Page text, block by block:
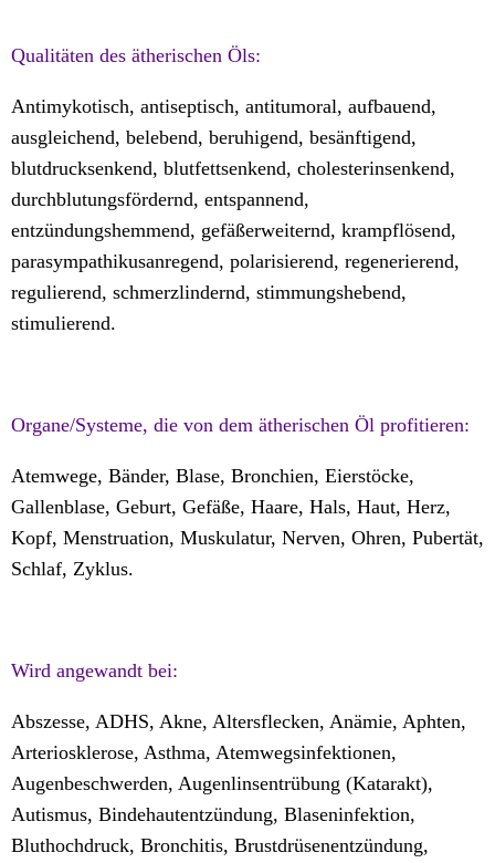
Qualitäten des ätherischen Öls:
Antimykotisch, antiseptisch, antitumoral, aufbauend,
ausgleichend, belebend, beruhigend, besänftigend,
blutdrucksenkend, blutfettsenkend, cholesterinsenkend,
durchblutungsfördernd, entspannend,
entzündungshemmend, gefäßerweiternd, krampflösend,
parasympathikusanregend, polarisierend, regenerierend,
regulierend, schmerzlindernd, stimmungshebend,
stimulierend.
Organe/Systeme, die von dem ätherischen Öl profitieren:
Atemwege, Bänder, Blase, Bronchien, Eierstöcke,
Gallenblase, Geburt, Gefäße, Haare, Hals, Haut, Herz,
Kopf, Menstruation, Muskulatur, Nerven, Ohren, Pubertät,
Schlaf, Zyklus.
Wird angewandt bei:
Abszesse, ADHS, Akne, Altersflecken, Anämie, Aphten,
Arteriosklerose, Asthma, Atemwegsinfektionen,
Augenbeschwerden, Augenlinsentrübung (Katarakt),
Autismus, Bindehautentzündung, Blaseninfektion,
Bluthochdruck, Bronchitis, Brustdrüsenentzündung,